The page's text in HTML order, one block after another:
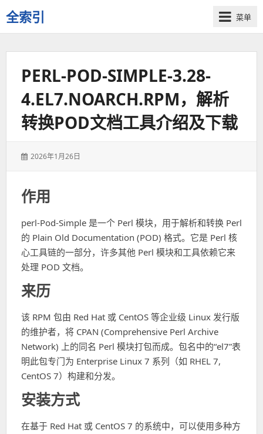
全索引
一
些
菜单
PERL-POD-SIMPLE-3.28-
4.EL7.NOARCH.RPM，解析
转换POD文档工具介绍及下载
发
2026年1月26日
作用
perl-Pod-Simple 是一个 Perl 模块，用于解析和转换 Perl
的 Plain Old Documentation (POD) 格式。它是 Perl 核
心工具链的一部分，许多其他 Perl 模块和工具依赖它来
处理 POD 文档。
来历
该 RPM 包由 Red Hat 或 CentOS 等企业级 Linux 发行版
的维护者，将 CPAN (Comprehensive Perl Archive
Network) 上的同名 Perl 模块打包而成。包名中的“el7”表
明此包专门为 Enterprise Linux 7 系列（如 RHEL 7,
CentOS 7）构建和分发。
安装方式
在基于 Red Hat 或 CentOS 7 的系统中，可以使用多种方